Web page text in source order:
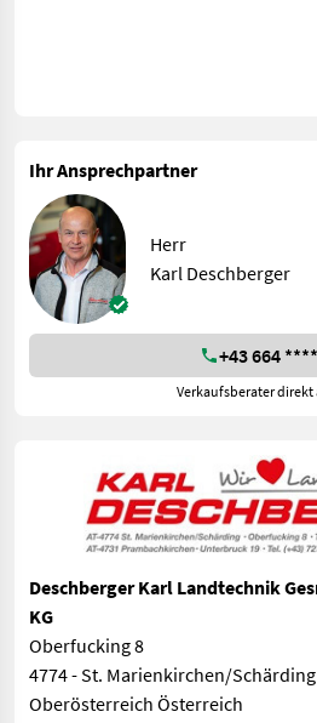
Ihr Ansprechpartner
Herr
Karl Deschberger
+43 664
Verkaufsberater direkt
Deschberger Karl Landtechnik
KG
Oberfucking 8
4774 - St. Marienkirchen/Schärding
Oberösterreich Österreich